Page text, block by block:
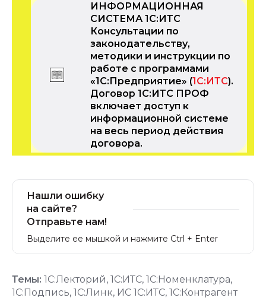
ИНФОРМАЦИОННАЯ
СИСТЕМА 1С:ИТС
Консультации по
законодательству,
методики и инструкции по
работе с программами
«1С:Предприятие» (1С:ИТС).
Договор 1С:ИТС ПРОФ
включает доступ к
информационной системе
на весь период действия
договора.
Нашли ошибку
на сайте?
Отправьте нам!
Выделите ее мышкой и нажмите Ctrl + Enter
Темы: 1С:Лекторий, 1С:ИТС, 1С:Номенклатура,
1С:Подпись, 1С:Линк, ИС 1С:ИТС, 1С:Контрагент